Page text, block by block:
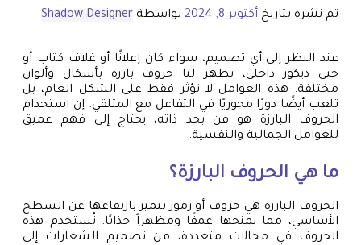
تم نشره بتاريخ أكتوبر 8, 2024 بواسطة Shadow Designer
عند النظر إلى أي تصميم، سواء كان إعلانًا أو غلاف كتاب أو
حتى ديكور داخلي، تظهر لنا حروف بارزة بأشكال وألوان
مختلفة. هذه العوامل لا تؤثر فقط على الشكل العام، بل
تلعب أيضًا دورًا محوريًا في التفاعل مع المتلقي. إن استخدام
الحروف البارزة هو فن بحد ذاته، يحتاج إلى فهم عميق
للعوامل الجمالية والنفسية.
ما هي الحروف البارزة؟
الحروف البارزة هي حروف أو رموز تتميز بارتفاعها عن السطح
الأساسي، مما يمنحها عمقًا ومظهراً جذابًا. تُستخدم هذه
الحروف في مجالات متعددة، من تصميم الشعارات إلى